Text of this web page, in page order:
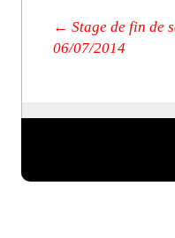
Post
← Stage de fin de
06/07/2014